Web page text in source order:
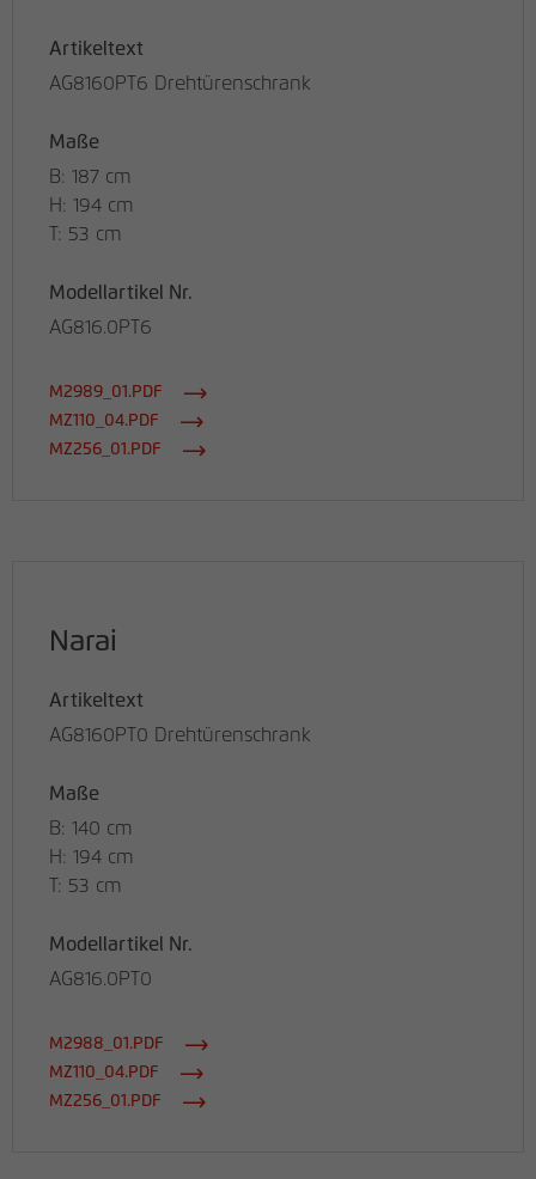
Artikeltext
AG8160PT6 Drehtürenschrank
Maße
B: 187 cm
H: 194 cm
T: 53 cm
Modellartikel Nr.
AG816.0PT6
M2989_01.PDF
MZ110_04.PDF
MZ256_01.PDF
Narai
Artikeltext
AG8160PT0 Drehtürenschrank
Maße
B: 140 cm
H: 194 cm
T: 53 cm
Modellartikel Nr.
AG816.0PT0
M2988_01.PDF
MZ110_04.PDF
MZ256_01.PDF